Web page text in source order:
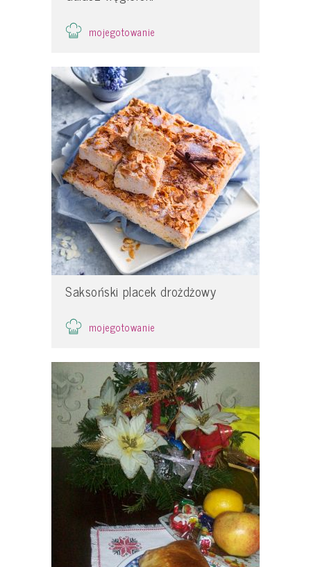
mojegotowanie
Saksoński placek drożdżowy
mojegotowanie